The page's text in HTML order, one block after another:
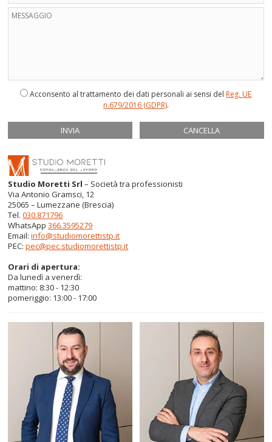
Acconsento al trattamento dei dati personali ai sensi del Reg. UE
n.679/2016 (GDPR).
Studio Moretti Srl – Società tra professionisti
Via Antonio Gramsci, 12
25065 – Lumezzane (Brescia)
Tel.030.871796
WhatsApp366.3595279
Email:info@studiomorettistp.it
PEC:pec@pec.studiomorettistp.it
Orari di apertura:
Da lunedì a venerdì:
mattino: 8:30 - 12:30
pomeriggio: 13:00 - 17:00